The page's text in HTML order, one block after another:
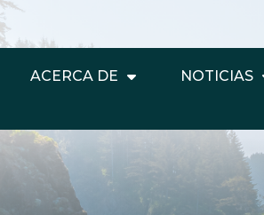
ACERCA DE NOTICIAS